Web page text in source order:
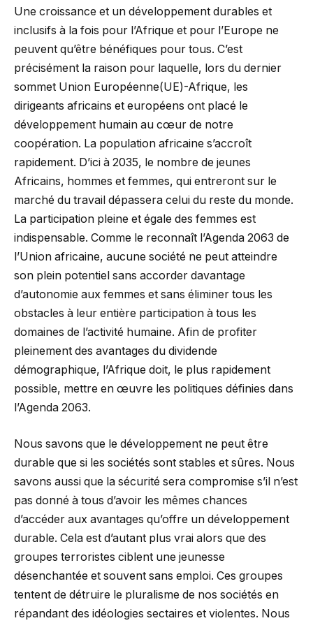
Une croissance et un développement durables et
inclusifs à la fois pour l’Afrique et pour l’Europe ne
peuvent qu’être bénéfiques pour tous. C’est
précisément la raison pour laquelle, lors du dernier
sommet Union Européenne(UE)-Afrique, les
dirigeants africains et européens ont placé le
développement humain au cœur de notre
coopération. La population africaine s’accroît
rapidement. D’ici à 2035, le nombre de jeunes
Africains, hommes et femmes, qui entreront sur le
marché du travail dépassera celui du reste du monde.
La participation pleine et égale des femmes est
indispensable. Comme le reconnaît l’Agenda 2063 de
l’Union africaine, aucune société ne peut atteindre
son plein potentiel sans accorder davantage
d’autonomie aux femmes et sans éliminer tous les
obstacles à leur entière participation à tous les
domaines de l’activité humaine. Afin de profiter
pleinement des avantages du dividende
démographique, l’Afrique doit, le plus rapidement
possible, mettre en œuvre les politiques définies dans
l’Agenda 2063.
Nous savons que le développement ne peut être
durable que si les sociétés sont stables et sûres. Nous
savons aussi que la sécurité sera compromise s’il n’est
pas donné à tous d’avoir les mêmes chances
d’accéder aux avantages qu’offre un développement
durable. Cela est d’autant plus vrai alors que des
groupes terroristes ciblent une jeunesse
désenchantée et souvent sans emploi. Ces groupes
tentent de détruire le pluralisme de nos sociétés en
répandant des idéologies sectaires et violentes. Nous